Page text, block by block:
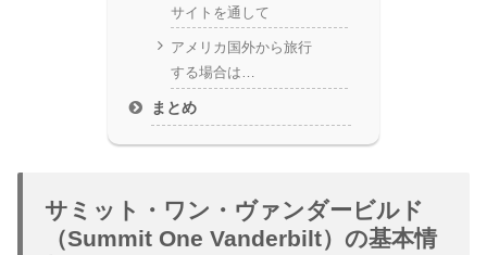
サイトを通して
アメリカ国外から旅行
する場合は…
まとめ
サミット・ワン・ヴァンダービルド
（Summit One Vanderbilt）の基本情